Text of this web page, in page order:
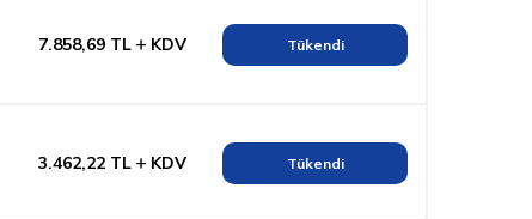
7.858,69 TL KDV Tükendi
3.462,22 TL KDV Tükendi